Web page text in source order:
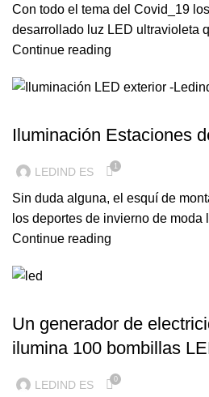
Con todo el tema del Covid_19
desarrollado luz LED ultravioleta
Continue reading
Iluminación Estaciones
LEDIND ES 1
Sin duda alguna, el esquí de
los deportes de invierno de moda
Continue reading
Un generador de
ilumina 100 bombillas
LEDIND ES 0